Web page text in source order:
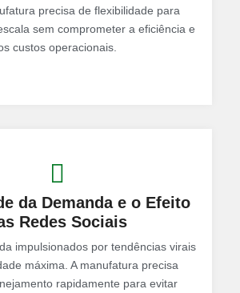
precisa de flexibilidade para
sem comprometer a eficiência e
custos operacionais.
da Demanda e o Efeito
Redes Sociais
impulsionados por tendências virais
máxima. A manufatura precisa
rapidamente para evitar